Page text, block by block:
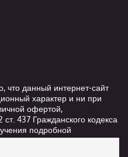
данный интернет-сайт
характер и ни при
офертой,
437 Гражданского кодекса
подробной
выполнения услуг,